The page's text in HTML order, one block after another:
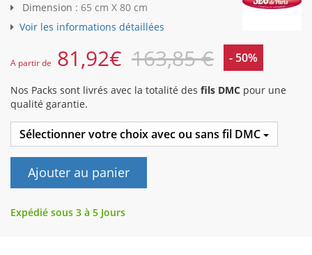
Dimension : 65 cm X 80 cm
Voir les informations détaillées
A partir de 81,92€ 163,85 € - 50%
Nos Packs sont livrés avec la totalité des fils DMC pour une
qualité garantie.
Sélectionner votre choix avec ou sans fil DMC
Ajouter au panier
Expédié sous 3 à 5 Jours